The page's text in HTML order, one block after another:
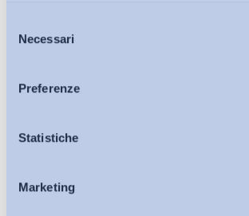
delNecessari
Preferenze
Statistiche
Marketing
Bollettini ADAPT
Articoli
Osservatori
Eventi
sulla pagina della